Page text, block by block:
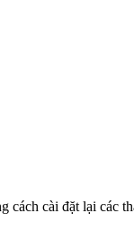
cách cài đặt lại các